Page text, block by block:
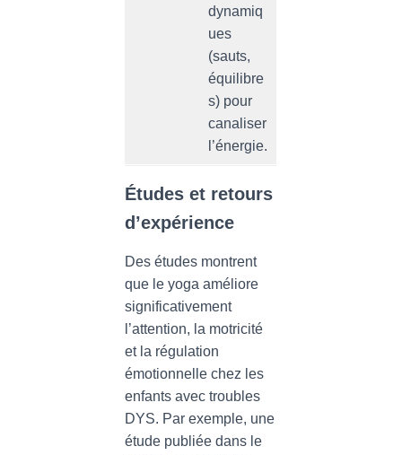
dynamiq
ues
(sauts,
équilibre
s) pour
canaliser
l’énergie.
Études et retours
d’expérience
Des études montrent
que le yoga améliore
significativement
l’attention, la motricité
et la régulation
émotionnelle chez les
enfants avec troubles
DYS. Par exemple, une
étude publiée dans le